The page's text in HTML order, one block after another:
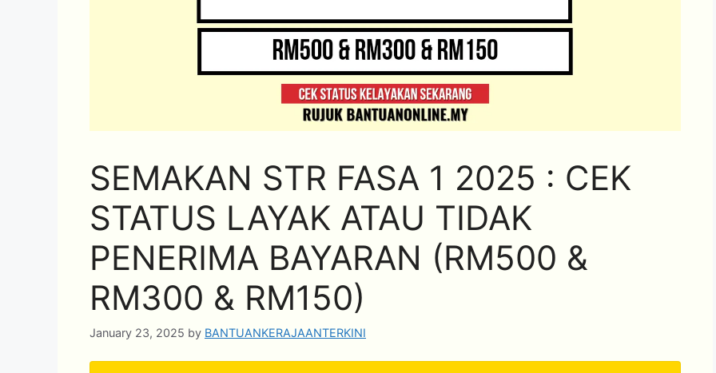
SEMAKAN STR FASA 1 2025 : CEK
STATUS LAYAK ATAU TIDAK
PENERIMA BAYARAN (RM500 &
RM300 & RM150)
January 23, 2025 by BANTUANKERAJAANTERKINI